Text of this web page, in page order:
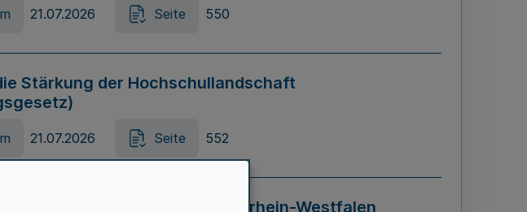
21.07.2026 Seite 550
Stärkung der Hochschullandschaft
21.07.2026 Seite 552
von Diskriminierung in Nordrhein-Westfalen